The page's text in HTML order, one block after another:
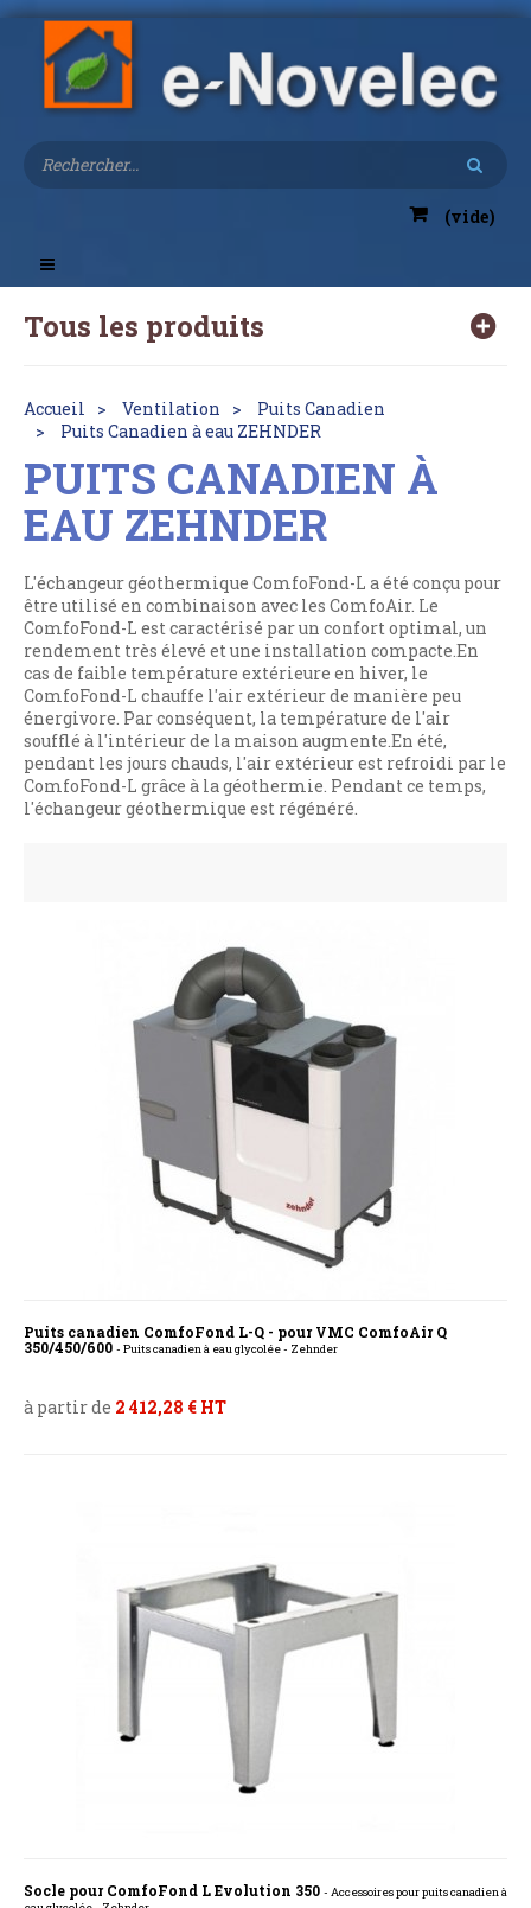
(vide)
Toggle
navigation
Tous les produits
Accueil Ventilation
Puits Canadien
Puits Canadien à eau ZEHNDER
PUITS CANADIEN À
EAU ZEHNDER
L'échangeur géothermique ComfoFond-L a été conçu pour
être utilisé en combinaison avec les ComfoAir. Le
ComfoFond-L est caractérisé par un confort optimal, un
rendement très élevé et une installation compacte.En
cas de faible température extérieure en hiver, le
ComfoFond-L chauffe l'air extérieur de manière peu
énergivore. Par conséquent, la température de l'air
soufflé à l'intérieur de la maison augmente.En été,
pendant les jours chauds, l'air extérieur est refroidi par le
ComfoFond-L grâce à la géothermie. Pendant ce temps,
l'échangeur géothermique est régénéré.
Puits canadien ComfoFond L-Q - pour VMC ComfoAir Q
350/450/600 - Puits canadien à eau glycolée - Zehnder
à partir de 2 412,28 € HT
Socle pour ComfoFond L Evolution 350 - Accessoires pour puits canadien à